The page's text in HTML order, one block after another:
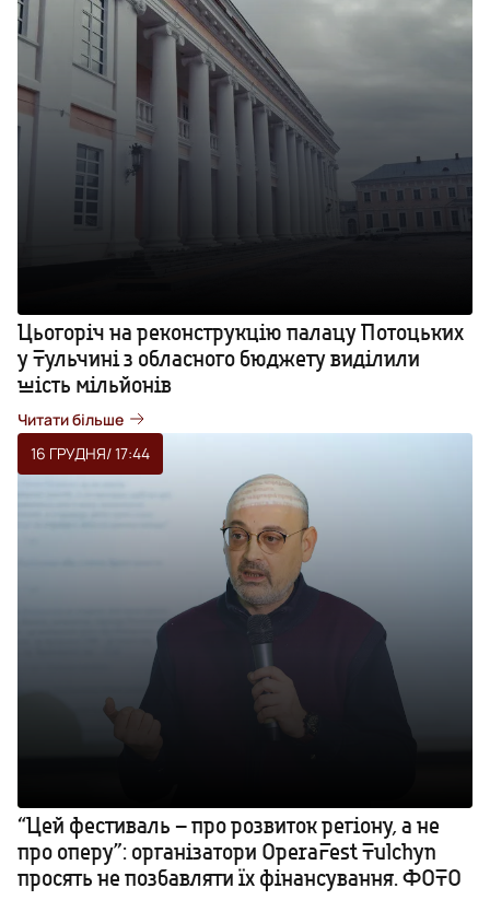
Цьогоріч на реконструкцію палацу Потоцьких
у Тульчині з обласного бюджету виділили
шість мільйонів
Читати більше
16 ГРУДНЯ/ 17:44
“Цей фестиваль – про розвиток регіону, а не
про оперу”: організатори OperaFest Tulchyn
просять не позбавляти їх фінансування. ФОТО